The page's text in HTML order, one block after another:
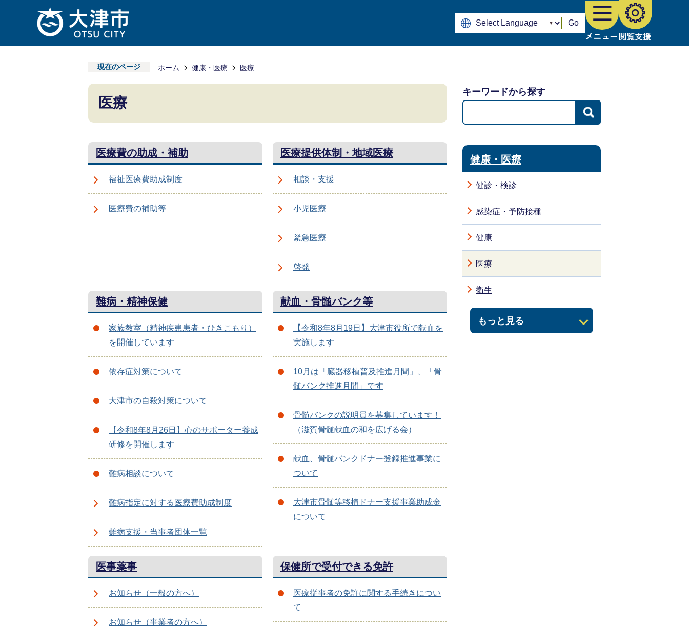
Go
現在のページ ホーム 健康・医療 医療
医療
医療費の助成・補助
福祉医療費助成制度
医療費の補助等
医療提供体制・地域医療
相談・支援
小児医療
緊急医療
啓発
難病・精神保健
家族教室（精神疾患患者・ひきこもり）
を開催しています
依存症対策について
大津市の自殺対策について
【令和8年8月26日】心のサポーター養成
研修を開催します
難病相談について
難病指定に対する医療費助成制度
難病支援・当事者団体一覧
献血・骨髄バンク等
【令和8年8月19日】大津市役所で献血を
実施します
10月は「臓器移植普及推進月間」、「骨
髄バンク推進月間」です
骨髄バンクの説明員を募集しています！
（滋賀骨髄献血の和を広げる会）
献血、骨髄バンクドナー登録推進事業に
ついて
大津市骨髄等移植ドナー支援事業助成金
について
医事薬事
お知らせ（一般の方へ）
お知らせ（事業者の方へ）
保健所で受付できる免許
医療従事者の免許に関する手続きについ
て
キーワードから探す
健康・医療
健診・検診
感染症・予防接種
健康
もっと見る
医療
衛生